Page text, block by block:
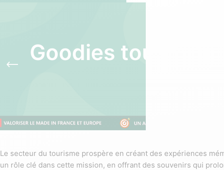
Goodies tourisme
Le secteur du tourisme prospère en créant des expériences
un rôle clé dans cette mission, en offrant des souvenirs qui